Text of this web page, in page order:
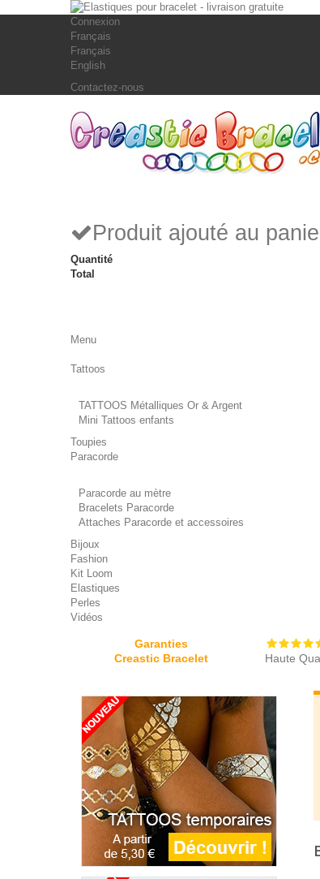
Connexion
Français
Français
English
Contactez-nous
Produit ajouté au
Quantité
Total
Menu
Tattoos
TATTOOS Métalliques Or & Argent
Mini Tattoos enfants
Toupies
Paracorde
Paracorde au mètre
Bracelets Paracorde
Attaches Paracorde et accessoires
Bijoux
Fashion
Kit Loom
Elastiques
Perles
Vidéos
Garanties
Creastic Bracelet
Haute